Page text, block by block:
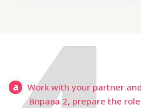
a
Work with your partner
Вправа 2, prepare the